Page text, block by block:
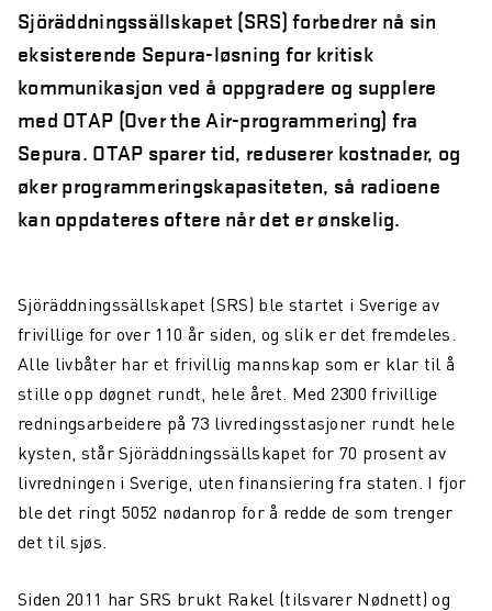
Sjöräddningssällskapet (SRS) forbedrer nå sin
eksisterende Sepura-løsning for kritisk
kommunikasjon ved å oppgradere og supplere
med OTAP (Over the Air-programmering) fra
Sepura. OTAP sparer tid, reduserer kostnader, og
øker programmeringskapasiteten, så radioene
kan oppdateres oftere når det er ønskelig.
Sjöräddningssällskapet (SRS) ble startet i Sverige av
frivillige for over 110 år siden, og slik er det fremdeles.
Alle livbåter har et frivillig mannskap som er klar til å
stille opp døgnet rundt, hele året. Med 2300 frivillige
redningsarbeidere på 73 livredingsstasjoner rundt hele
kysten, står Sjöräddningssällskapet for 70 prosent av
livredningen i Sverige, uten finansiering fra staten. I fjor
ble det ringt 5052 nødanrop for å redde de som trenger
det til sjøs.
Siden 2011 har SRS brukt Rakel (tilsvarer Nødnett) og